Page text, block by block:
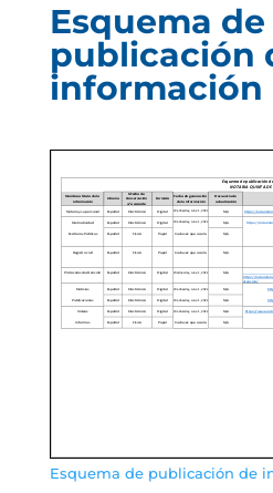
Esquema de
publicación
información
Esquema de publicación de